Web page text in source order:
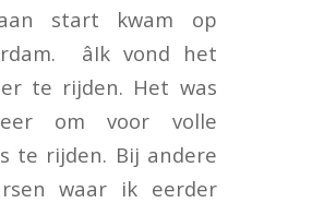
start kwam op
âIk vond het
te rijden. Het was
om voor volle
te rijden. Bij andere
waar ik eerder